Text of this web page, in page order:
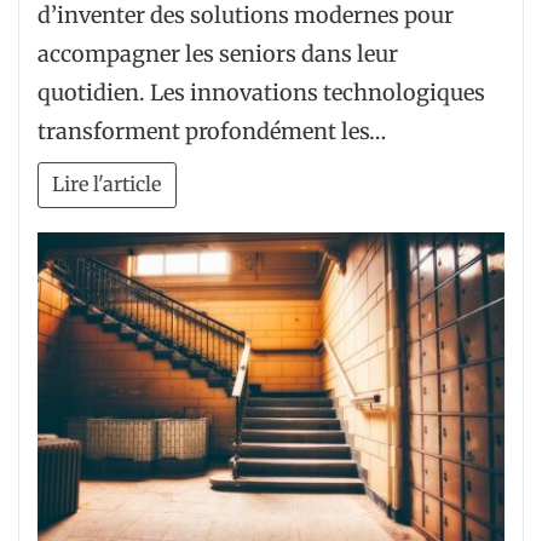
d’inventer des solutions modernes pour
accompagner les seniors dans leur
quotidien. Les innovations technologiques
transforment profondément les…
Lire l'article